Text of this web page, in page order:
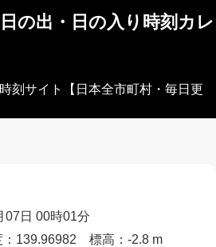
の出・日の入り時刻カレ
刻サイト【日本全市町村・毎日更
07日 00時01分
139.96982 標高：-2.8 m